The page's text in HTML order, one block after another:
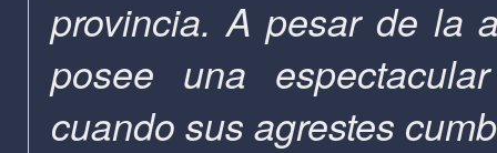
provincia. A pesar de la
posee una
cuando sus agrestes